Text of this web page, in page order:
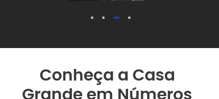
1 2 3 4
Conheça a Casa
Grande em Números